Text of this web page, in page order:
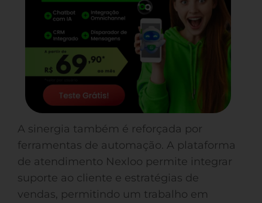
A sinergia também é reforçada por
ferramentas de automação. A plataforma
de atendimento Nexloo permite integrar
suporte ao cliente e estratégias de
vendas, permitindo um trabalho em